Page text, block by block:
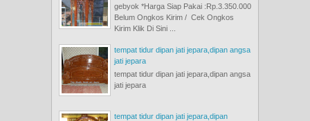
gebyok *Harga Siap Pakai :Rp.3.350.000
Belum Ongkos Kirim / Cek Ongkos
Kirim Klik Di Sini ...
tempat tidur dipan jati jepara,dipan angsa
jati jepara
tempat tidur dipan jati jepara,dipan angsa
jati jepara
tempat tidur dipan jati jepara,dipan